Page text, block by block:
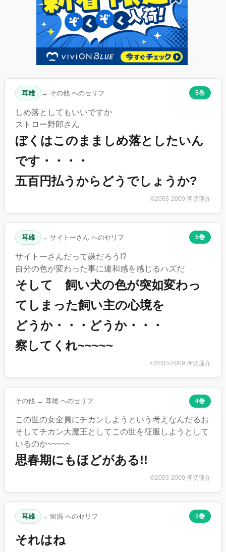
耳雄 → その他 へのセリフ 5巻
しめ落としてもいいですか
ストロー野郎さん
ぼくはこのまましめ落としたいん
です・・・・
五百円払うからどうでしょうか?
©2003-2009 押切蓮介
耳雄 → サイトーさん へのセリフ 5巻
サイトーさんだって嫌だろう!?
自分の色が変わった事に違和感を感じるハズだ
そして 飼い犬の色が突如変わっ
てしまった飼い主の心境を
どうか・・・どうか・・・
察してくれ~~~~~
©2003-2009 押切蓮介
その他 → 耳雄 へのセリフ 4巻
この世の女全員にチカンしようという考えなんだるお
そしてチカン大魔王としてこの世を征服しようとして
いるのか~~~~~
思春期にもほどがある!!
©2003-2009 押切蓮介
耳雄 → 留渦 へのセリフ 1巻
それはね